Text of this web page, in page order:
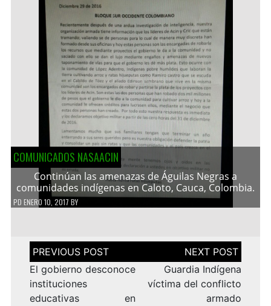
COMUNICADOS NASAACIN
Continúan las amenazas de Águilas Negras a
comunidades indígenas en Caloto, Cauca, Colombia.
PD ENERO 10, 2017 BY
Navegación
de
entradas
El gobierno desconoce
instituciones
educativas en
Guardia Indígena
víctima del conflicto
armado